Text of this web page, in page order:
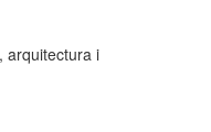
arquitectura i